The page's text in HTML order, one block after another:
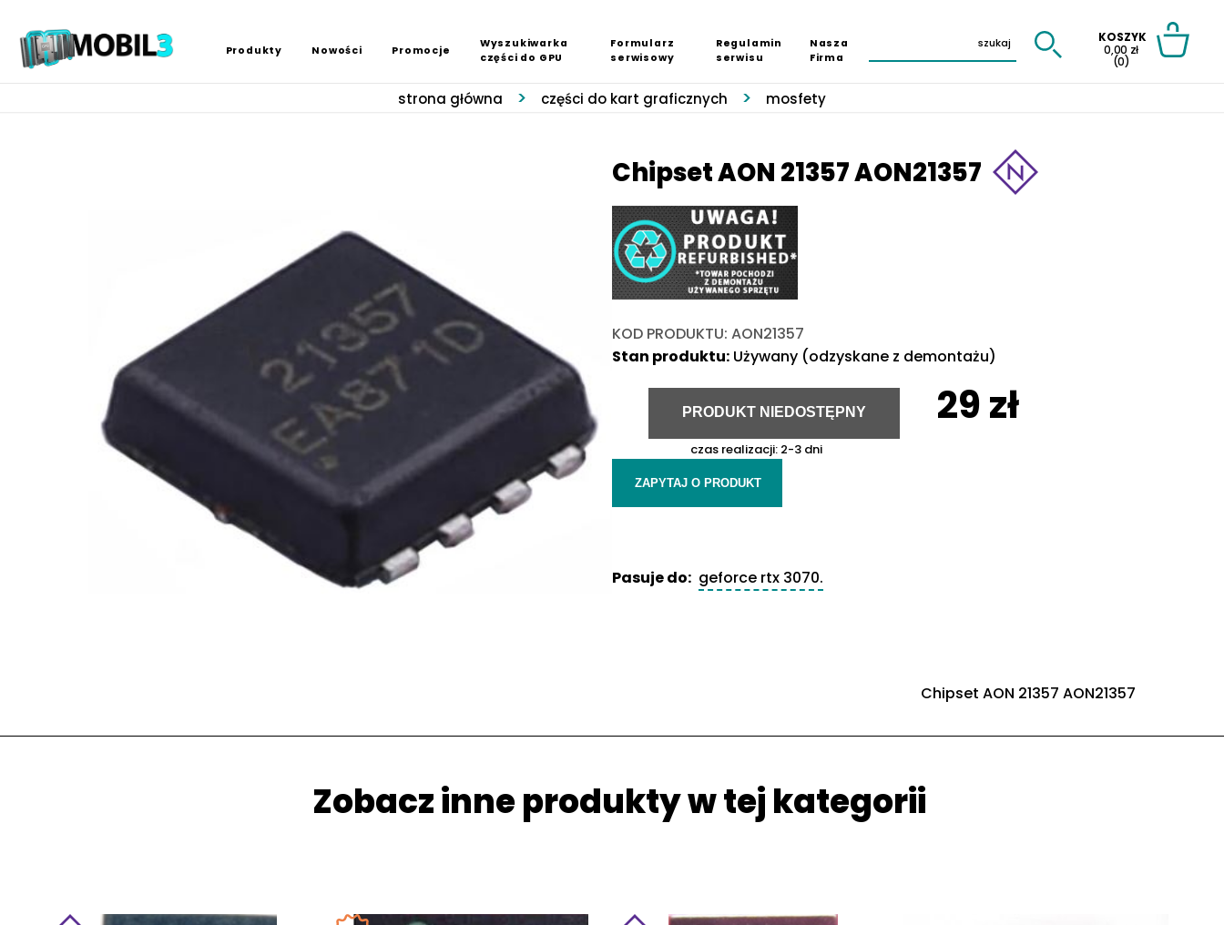
Produkty Nowości Promocje
Wyszukiwarka
części do GPU
Formularz
serwisowy
Regulamin
serwisu
Nasza
Firma
KOSZYK
0,00 zł
(0)
strona główna części do kart graficznych mosfety
Chipset AON 21357 AON21357
KOD PRODUKTU: AON21357
Stan produktu: Używany (odzyskane z demontażu)
29 zł
PRODUKT NIEDOSTĘPNY
czas realizacji: 2-3 dni
ZAPYTAJ O PRODUKT
Pasuje do: geforce rtx 3070.
Chipset AON 21357 AON21357
Zobacz inne produkty w tej kategorii